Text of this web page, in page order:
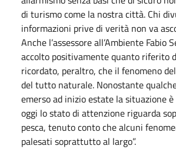
di turismo come la nostra città. Chi
informazioni prive di verità non va
Anche l’assessore all’Ambiente Fabio
accolto positivamente quanto riferito
ricordato, peraltro, che il fenomeno
del tutto naturale. Nonostante
emerso ad inizio estate la situazione
oggi lo stato di attenzione riguarda
pesca, tenuto conto che alcuni
palesati soprattutto al largo”.